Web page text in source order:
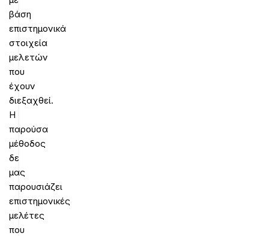
βάση
επιστημονικά
στοιχεία
μελετών
που
έχουν
διεξαχθεί.
Η
παρούσα
μέθοδος
δε
μας
παρουσιάζει
επιστημονικές
μελέτες
που